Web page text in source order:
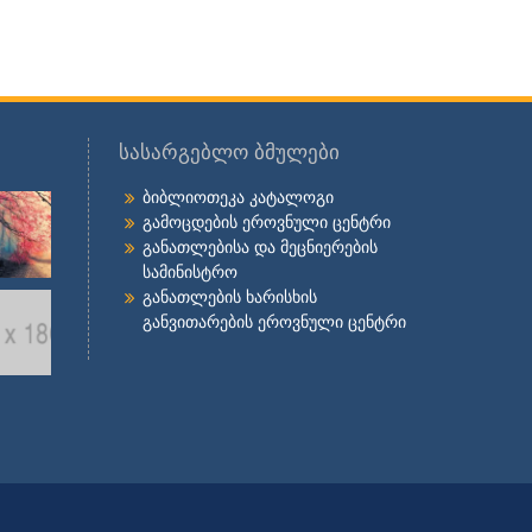
სასარგებლო ბმულები
ბიბლიოთეკა კატალოგი
გამოცდების ეროვნული ცენტრი
განათლებისა და მეცნიერების
სამინისტრო
განათლების ხარისხის
განვითარების ეროვნული ცენტრი